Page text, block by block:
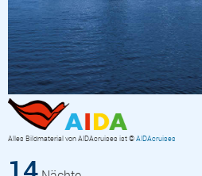
Alles Bildmaterial von AIDAcruises ist ©AIDAcruises